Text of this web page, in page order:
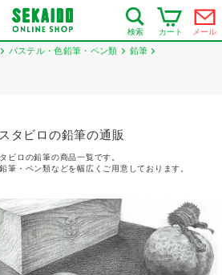
検索 カート メール
パステル・色鉛筆・ペン類
鉛筆
タビロの鉛筆の通販
ビロの鉛筆の商品一覧です。
筆・ペン類などを幅広くご用意しております。